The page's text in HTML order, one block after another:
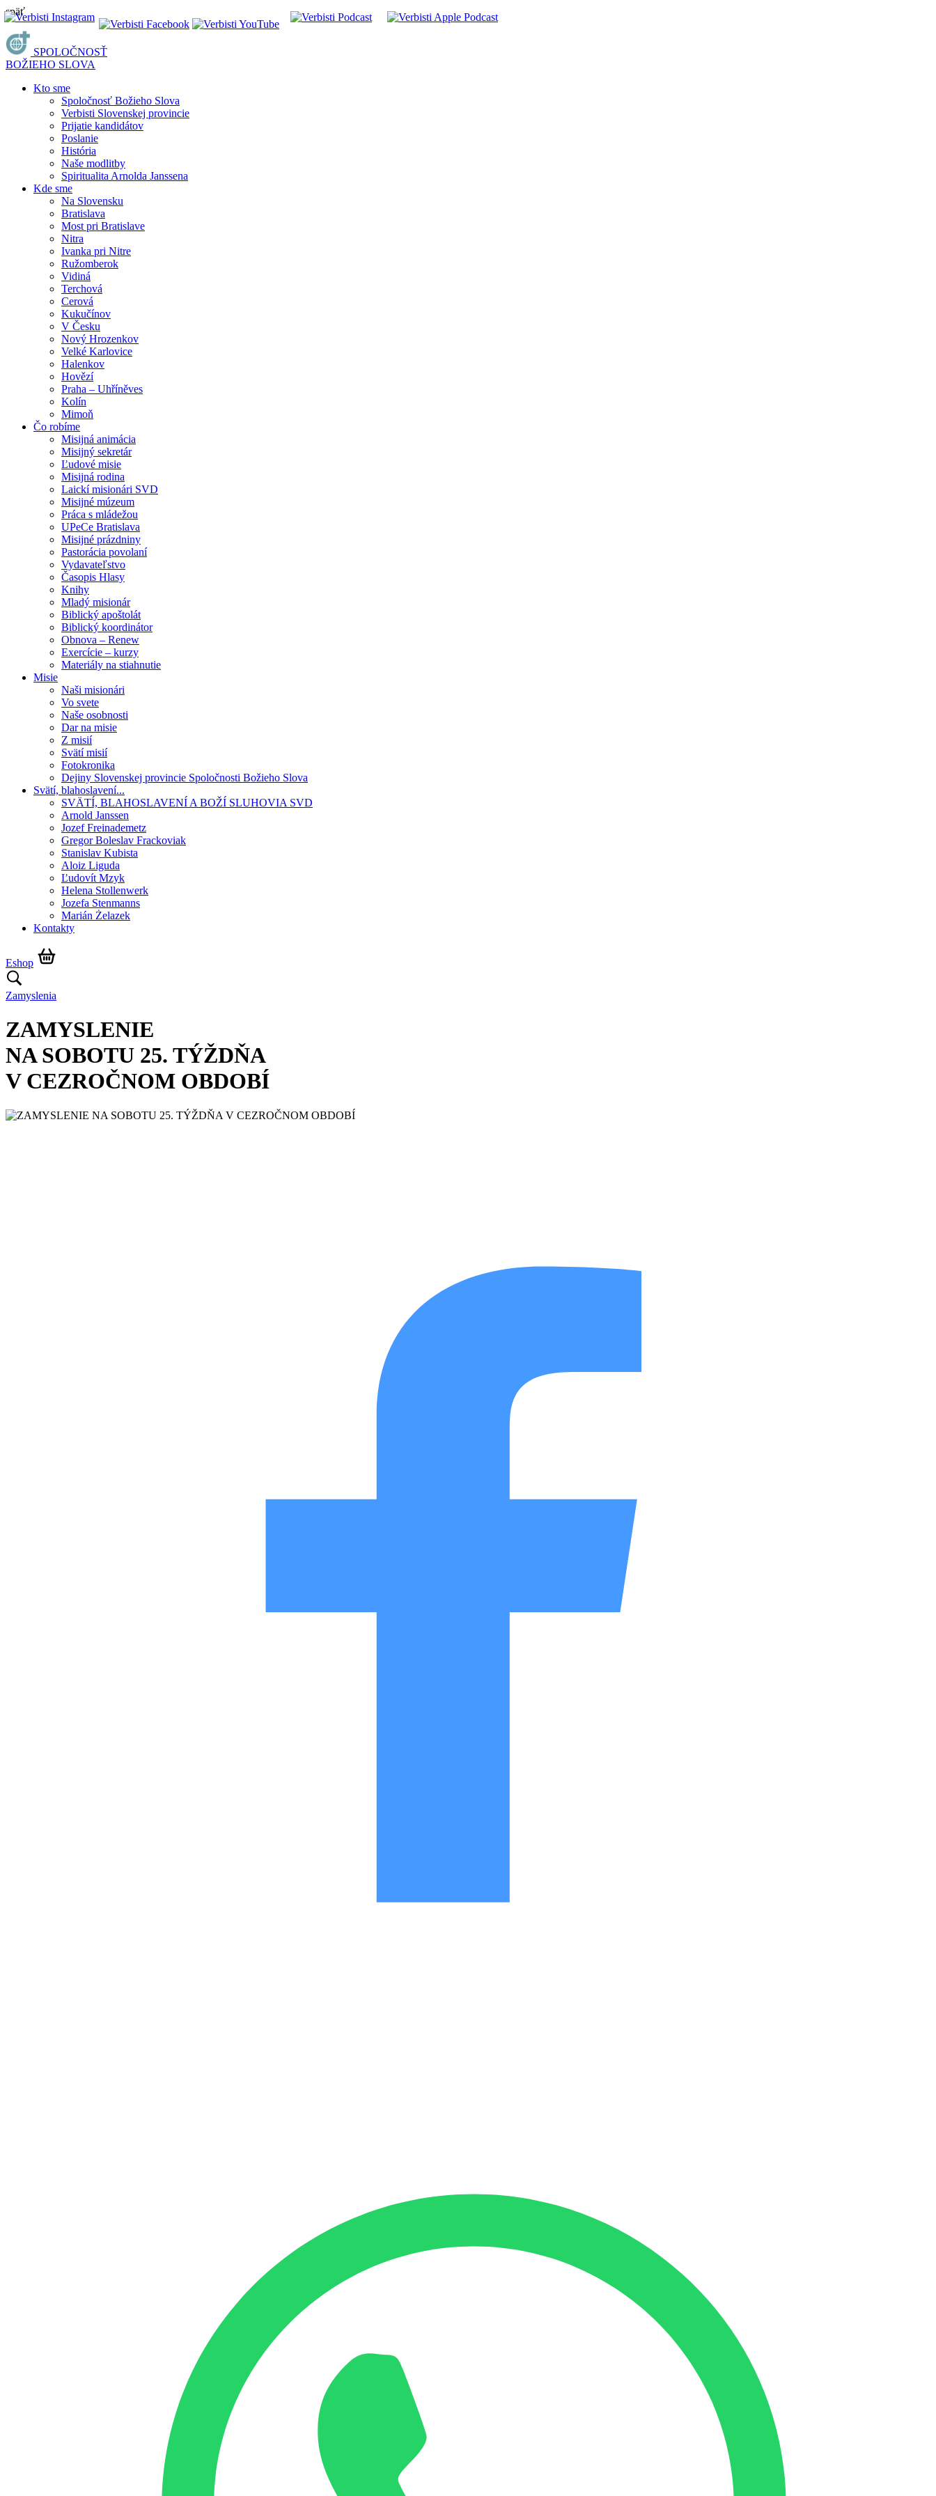
späť
SPOLOČNOSŤ
BOŽIEHO SLOVA
Kto sme
Spoločnosť Božieho Slova
Verbisti Slovenskej provincie
Prijatie kandidátov
Poslanie
História
Naše modlitby
Spiritualita Arnolda Janssena
Kde sme
Na Slovensku
Bratislava
Most pri Bratislave
Nitra
Ivanka pri Nitre
Ružomberok
Vidiná
Terchová
Cerová
Kukučínov
V Česku
Nový Hrozenkov
Velké Karlovice
Halenkov
Hovězí
Praha – Uhříněves
Kolín
Mimoň
Čo robíme
Misijná animácia
Misijný sekretár
Ľudové misie
Misijná rodina
Laickí misionári SVD
Misijné múzeum
Práca s mládežou
UPeCe Bratislava
Misijné prázdniny
Pastorácia povolaní
Vydavateľstvo
Časopis Hlasy
Knihy
Mladý misionár
Biblický apoštolát
Biblický koordinátor
Obnova – Renew
Exercície – kurzy
Materiály na stiahnutie
Misie
Naši misionári
Vo svete
Naše osobnosti
Dar na misie
Z misií
Svätí misií
Fotokronika
Dejiny Slovenskej provincie Spoločnosti Božieho Slova
Svätí, blahoslavení...
SVÄTÍ, BLAHOSLAVENÍ A BOŽÍ SLUHOVIA SVD
Arnold Janssen
Jozef Freinademetz
Gregor Boleslav Frackoviak
Stanislav Kubista
Aloiz Liguda
Ľudovít Mzyk
Helena Stollenwerk
Jozefa Stenmanns
Marián Żelazek
Kontakty
Eshop
Zamyslenia
ZAMYSLENIE
NA SOBOTU 25. TÝŽDŇA
V CEZROČNOM OBDOBÍ